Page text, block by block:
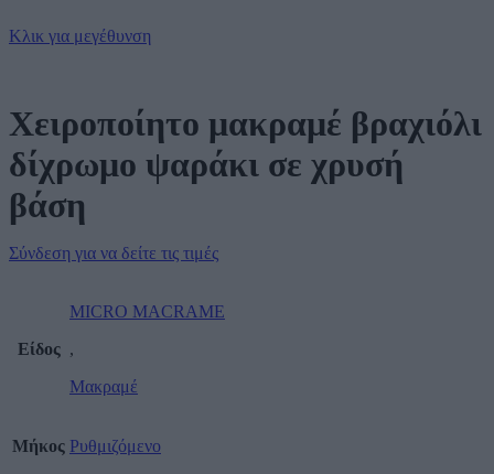
Κλικ για μεγέθυνση
Χειροποίητο μακραμέ βραχιόλι
δίχρωμο ψαράκι σε χρυσή
βάση
Σύνδεση για να δείτε τις τιμές
Είδος
MICRO MACRAME
,
Μακραμέ
Μήκος Ρυθμιζόμενο